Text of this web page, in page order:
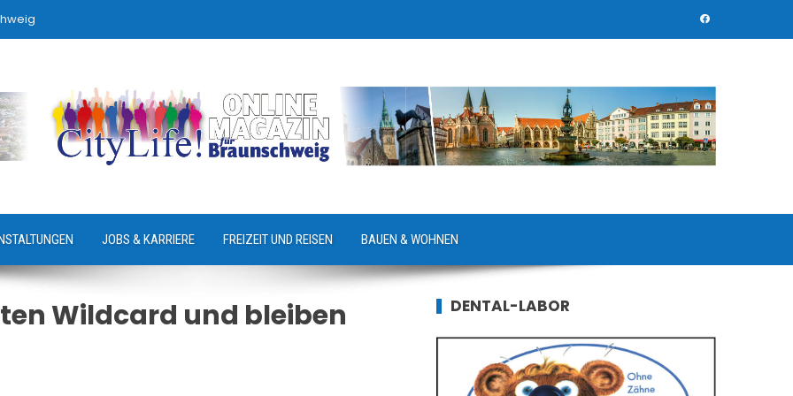
JOBS & KARRIERE FREIZEIT UND REISEN BAUEN & WOHNEN
Wildcard und bleiben
DENTAL-LABOR